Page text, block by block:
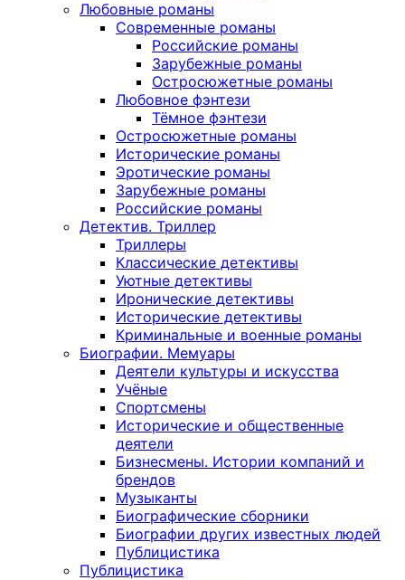
Любовные романы
Современные романы
Российские романы
Зарубежные романы
Остросюжетные романы
Любовное фэнтези
Тёмное фэнтези
Остросюжетные романы
Исторические романы
Эротические романы
Зарубежные романы
Российские романы
Детектив. Триллер
Триллеры
Классические детективы
Уютные детективы
Иронические детективы
Исторические детективы
Криминальные и военные романы
Биографии. Мемуары
Деятели культуры и искусства
Учёные
Спортсмены
Исторические и общественные
деятели
Бизнесмены. Истории компаний и
брендов
Музыканты
Биографические сборники
Биографии других известных людей
Публицистика
Публицистика